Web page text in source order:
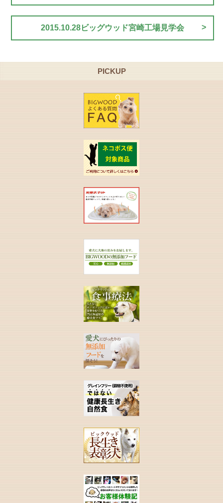
2015.10.28ビッグウッド宮崎工場見学会
PICKUP